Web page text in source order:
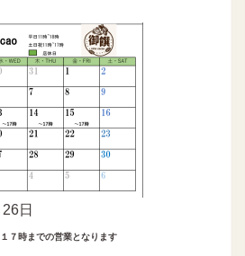
26日
７時までの営業となります